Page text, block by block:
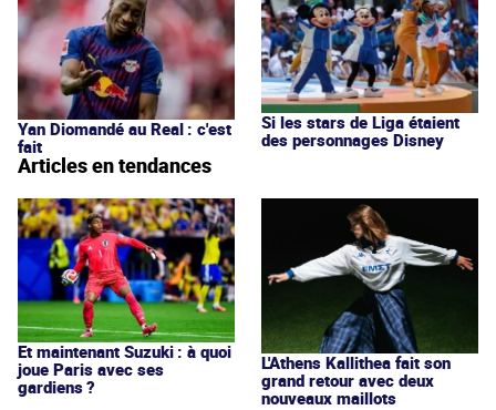
Yan Diomandé au Real : c'est
fait
Si les stars de Liga étaient
des personnages Disney
Articles en tendances
Et maintenant Suzuki : à quoi
joue Paris avec ses
gardiens ?
L'Athens Kallithea fait son
grand retour avec deux
nouveaux maillots